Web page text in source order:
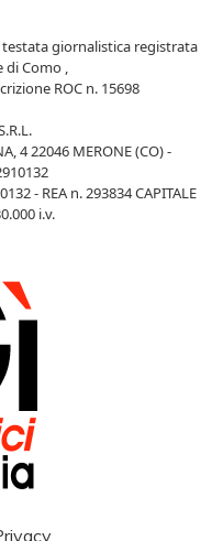
giornalistica registrata
di Como ,
ROC n. 15698
4 22046 MERONE (CO) -
- REA n. 293834 CAPITALE
i.v.